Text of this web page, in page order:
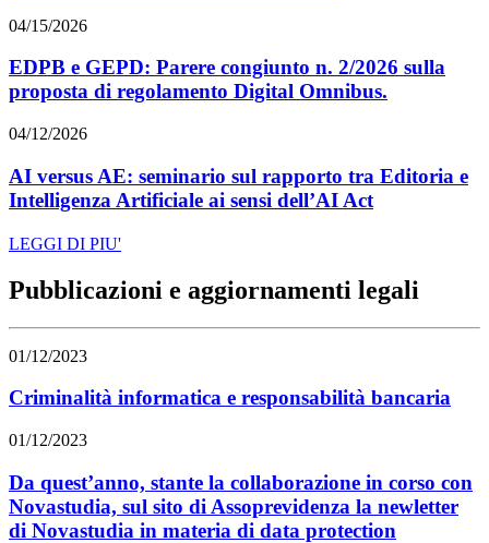
04/15/2026
EDPB e GEPD: Parere congiunto n. 2/2026 sulla
proposta di regolamento Digital Omnibus.
04/12/2026
AI versus AE: seminario sul rapporto tra Editoria e
Intelligenza Artificiale ai sensi dell’AI Act
LEGGI DI PIU'
Pubblicazioni e aggiornamenti legali
01/12/2023
Criminalità informatica e responsabilità bancaria
01/12/2023
Da quest’anno, stante la collaborazione in corso con
Novastudia, sul sito di Assoprevidenza la newletter
di Novastudia in materia di data protection